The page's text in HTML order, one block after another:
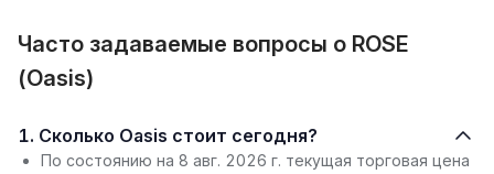
Часто задаваемые вопросы о ROSE
(Oasis)
1. Сколько Oasis стоит сегодня?
По состоянию на 8 авг. 2026 г. текущая торговая цена